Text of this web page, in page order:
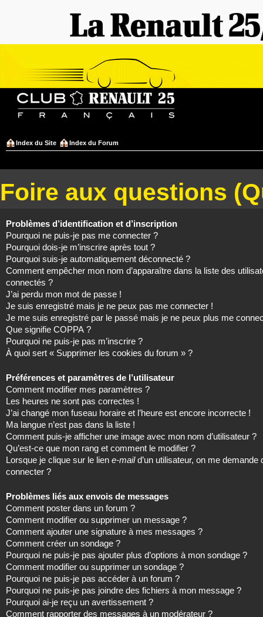
Index du Site Index du Forum
Foire aux questions
Problèmes d’identification et d’inscription
Pourquoi ne puis-je pas me connecter ?
Pourquoi dois-je m’inscrire après tout ?
Pourquoi suis-je automatiquement déconnecté ?
Comment empêcher mon nom d’apparaître dans la liste des
connectés ?
J’ai perdu mon mot de passe !
Je suis enregistré mais je ne peux pas me connecter !
Je me suis enregistré par le passé mais je ne peux plus me
Que signifie COPPA ?
Pourquoi ne puis-je pas m’inscrire ?
À quoi sert « Supprimer les cookies du forum » ?
Préférences et paramètres de l’utilisateur
Comment modifier mes paramètres ?
Les heures ne sont pas correctes !
J’ai changé mon fuseau horaire et l’heure est encore incorrecte !
Ma langue n’est pas dans la liste !
Comment puis-je afficher une image avec mon nom d’utilisateur ?
Qu’est-ce que mon rang et comment le modifier ?
Lorsque je clique sur le lien e-maild’un utilisateur, on me demande
connecter ?
Problèmes liés aux envois de messages
Comment poster dans un forum ?
Comment modifier ou supprimer un message ?
Comment ajouter une signature à mes messages ?
Comment créer un sondage ?
Pourquoi ne puis-je pas ajouter plus d’options à mon sondage ?
Comment modifier ou supprimer un sondage ?
Pourquoi ne puis-je pas accéder à un forum ?
Pourquoi ne puis-je pas joindre des fichiers à mon message ?
Pourquoi ai-je reçu un avertissement ?
Comment rapporter des messages à un modérateur ?